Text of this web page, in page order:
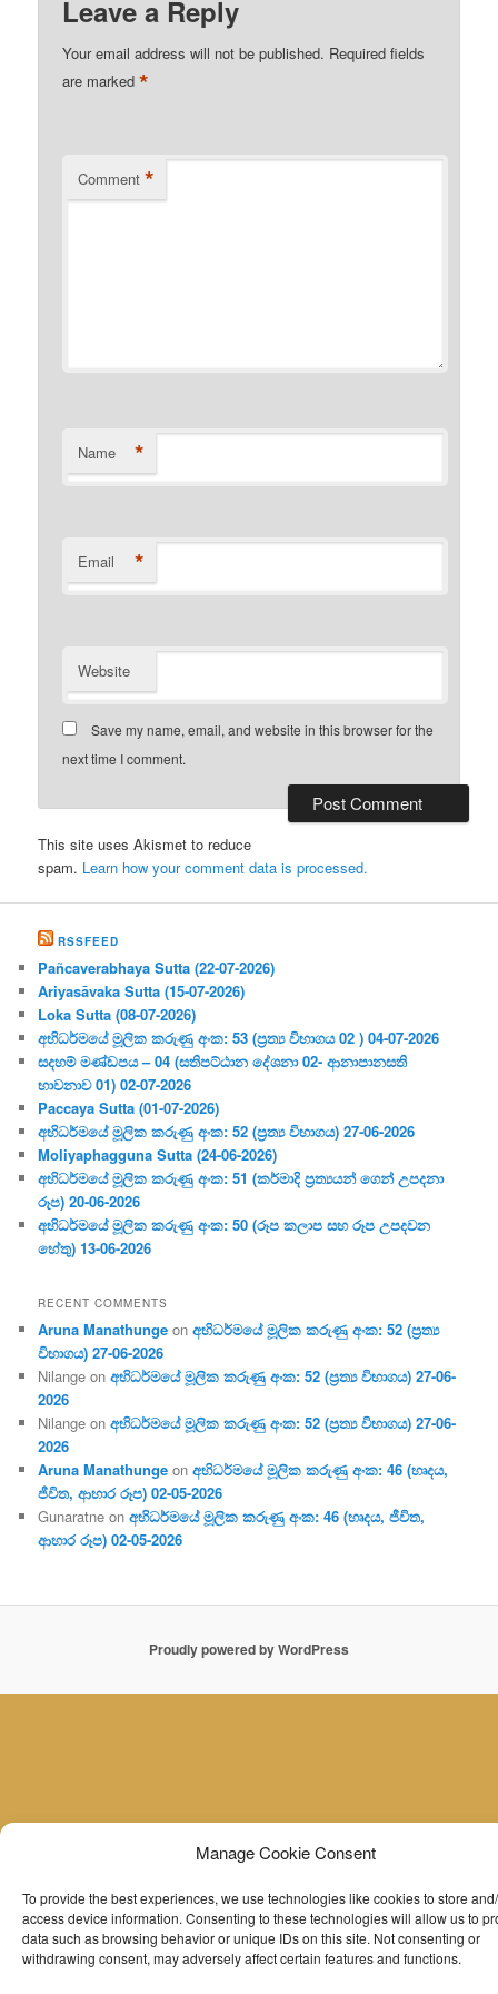
Manage Cookie Consent
To provide the best experiences, we use technologies like cookies to store
access device information. Consenting to these technologies will allow us to
data such as browsing behavior or unique IDs on this site. Not consenting or
withdrawing consent, may adversely affect certain features and functions.
Leave a Reply
Your email address will not be published. Required fields
are marked*
Comment *
Name *
Email *
Website
Save my name, email, and website in this browser for the
next time I comment.
This site uses Akismet to reduce
spam. Learn how your comment data is processed.
RSSFEED
Pañcaverabhaya Sutta (22-07-2026)
Ariyasāvaka Sutta (15-07-2026)
Loka Sutta (08-07-2026)
අභිධර්මයේ මූලික කරුණු අංක: 53 (ප්‍ර‍ත්‍ය විභාගය 02 ) 04-07-2026
සදහම් මණ්ඩපය – 04 (සතිපට්ඨාන දේශනා 02- ආනාපානසති
භාවනාව 01) 02-07-2026
Paccaya Sutta (01-07-2026)
අභිධර්මයේ මූලික කරුණු අංක: 52 (ප්‍ර‍ත්‍ය විභාගය) 27-06-2026
Moliyaphagguna Sutta (24-06-2026)
අභිධර්මයේ මූලික කරුණු අංක: 51 (කර්මාදි ප්‍ර‍ත්‍යයන් ගෙන් උපදනා
රූප) 20-06-2026
අභිධර්මයේ මූලික කරුණු අංක: 50 (රූප කලාප සහ රූප උපදවන
හේතු) 13-06-2026
RECENT COMMENTS
Aruna Manathunge onඅභිධර්මයේ මූලික කරුණු අංක: 52 (ප්‍ර‍ත්‍ය
විභාගය) 27-06-2026
Nilange onඅභිධර්මයේ මූලික කරුණු අංක: 52 (ප්‍ර‍ත්‍ය විභාගය) 27-06-
2026
Nilange onඅභිධර්මයේ මූලික කරුණු අංක: 52 (ප්‍ර‍ත්‍ය විභාගය) 27-06-
2026
Aruna Manathunge onඅභිධර්මයේ මූලික කරුණු අංක: 46 (හෘදය,
ජීවිත, ආහාර රූප) 02-05-2026
Gunaratne onඅභිධර්මයේ මූලික කරුණු අංක: 46 (හෘදය, ජීවිත,
ආහාර රූප) 02-05-2026
Proudly powered by WordPress